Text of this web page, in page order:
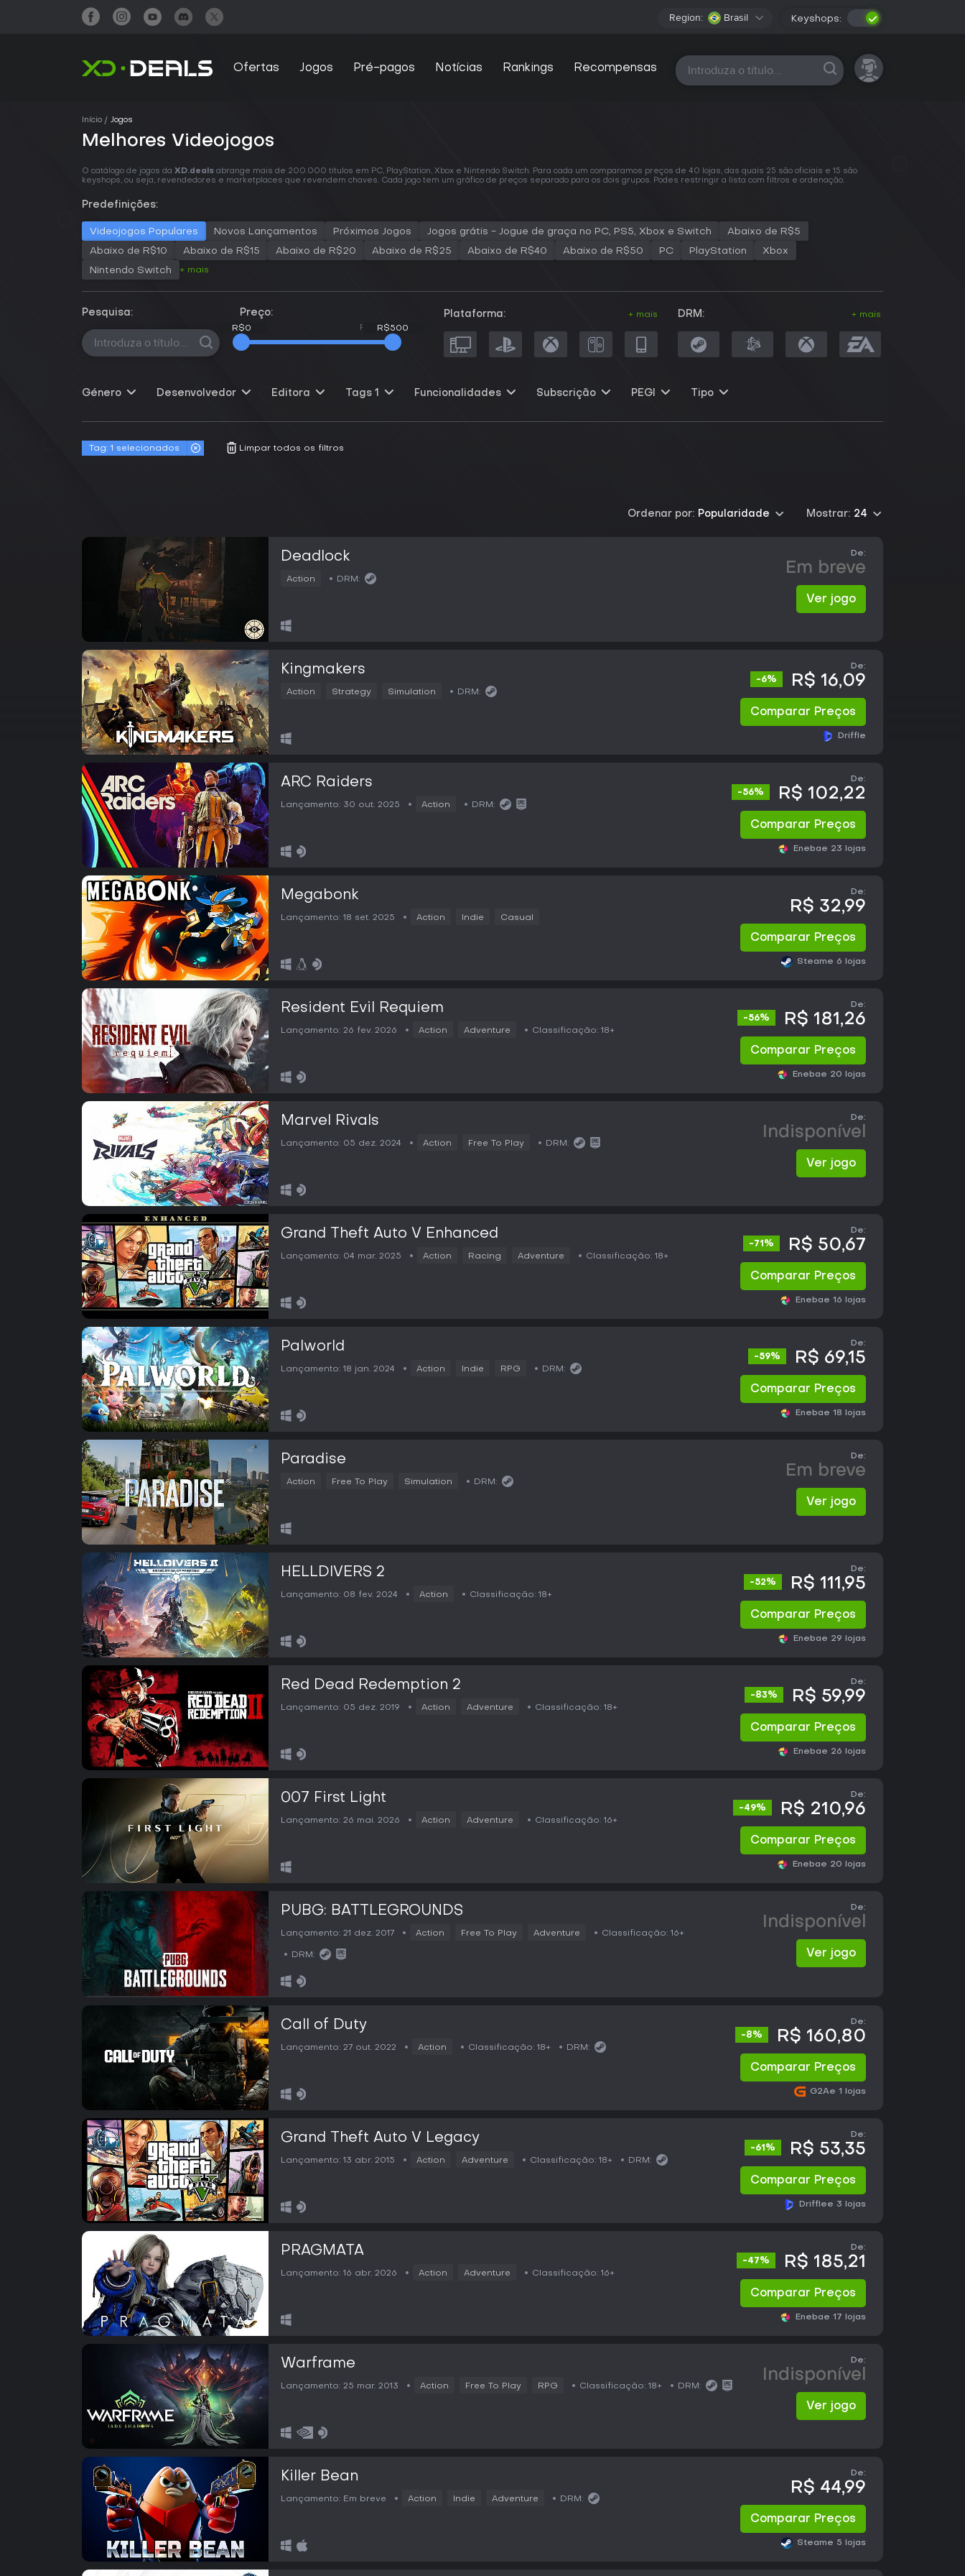
Region: Brasil Keyshops:
Ofertas Jogos Pré-pagos Notícias Rankings Recompensas Todas as plataformas
Início Jogos
Melhores Videojogos
O catálogo de jogos da XD.deals abrange mais de 200.000 títulos em PC, PlayStation, Xbox e Nintendo Switch. Para cada um comparamos preços de 40 lojas, das quais 25 são oficiais e 15 são
keyshops, ou seja, revendedores e marketplaces que revendem chaves. Cada jogo tem um gráfico de preços separado para os dois grupos. Podes restringir a lista com filtros e ordenação.
Predefinições:
Videojogos Populares Novos Lançamentos Próximos Jogos Jogos grátis - Jogue de graça no PC, PS5, Xbox e Switch Abaixo de R$5
Abaixo de R$10 Abaixo de R$15 Abaixo de R$20 Abaixo de R$25 Abaixo de R$40 Abaixo de R$50 PC PlayStation Xbox
Nintendo Switch + mais
Pesquisa: Preço:
R$0
R$0 R$500
R$500
Plataforma: + mais DRM: + mais
Género Desenvolvedor Editora Tags 1 Funcionalidades Subscrição PEGI Tipo
Tag: 1 selecionados Limpar todos os filtros
Ordenar por: Popularidade Mostrar: 24
Deadlock
Action DRM:
De:
Em breve
Ver jogo
Kingmakers
Action Strategy Simulation DRM:
-6%
De:
R$ 16,09
Comparar Preços
Driffle
ARC Raiders
Lançamento: 30 out. 2025 Action DRM:
-56%
De:
R$ 102,22
Comparar Preços
Enebae 23 lojas
Megabonk
Lançamento: 18 set. 2025 Action Indie Casual
De:
R$ 32,99
Comparar Preços
Steame 6 lojas
Resident Evil Requiem
Lançamento: 26 fev. 2026 Action Adventure Classificação: 18+
-56%
De:
R$ 181,26
Comparar Preços
Enebae 20 lojas
Marvel Rivals
Lançamento: 05 dez. 2024 Action Free To Play DRM:
De:
Indisponível
Ver jogo
Grand Theft Auto V Enhanced
Lançamento: 04 mar. 2025 Action Racing Adventure Classificação: 18+
-71%
De:
R$ 50,67
Comparar Preços
Enebae 16 lojas
Palworld
Lançamento: 18 jan. 2024 Action Indie RPG DRM:
-59%
De:
R$ 69,15
Comparar Preços
Enebae 18 lojas
Paradise
Action Free To Play Simulation DRM:
De:
Em breve
Ver jogo
HELLDIVERS 2
Lançamento: 08 fev. 2024 Action Classificação: 18+
-52%
De:
R$ 111,95
Comparar Preços
Enebae 29 lojas
Red Dead Redemption 2
Lançamento: 05 dez. 2019 Action Adventure Classificação: 18+
-83%
De:
R$ 59,99
Comparar Preços
Enebae 26 lojas
007 First Light
Lançamento: 26 mai. 2026 Action Adventure Classificação: 16+
-49%
De:
R$ 210,96
Comparar Preços
Enebae 20 lojas
PUBG: BATTLEGROUNDS
Lançamento: 21 dez. 2017 Action Free To Play Adventure Classificação: 16+
DRM:
De:
Indisponível
Ver jogo
Call of Duty
Lançamento: 27 out. 2022 Action Classificação: 18+ DRM:
-8%
De:
R$ 160,80
Comparar Preços
G2Ae 1 lojas
Grand Theft Auto V Legacy
Lançamento: 13 abr. 2015 Action Adventure Classificação: 18+ DRM:
-61%
De:
R$ 53,35
Comparar Preços
Drifflee 3 lojas
PRAGMATA
Lançamento: 16 abr. 2026 Action Adventure Classificação: 16+
-47%
De:
R$ 185,21
Comparar Preços
Enebae 17 lojas
Warframe
Lançamento: 25 mar. 2013 Action Free To Play RPG Classificação: 18+ DRM:
De:
Indisponível
Ver jogo
Killer Bean
Lançamento: Em breve Action Indie Adventure DRM:
De:
R$ 44,99
Comparar Preços
Steame 5 lojas